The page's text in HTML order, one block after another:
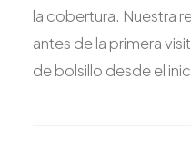
la cobertura. Nuestra
antes de la primera
de bolsillo desde el